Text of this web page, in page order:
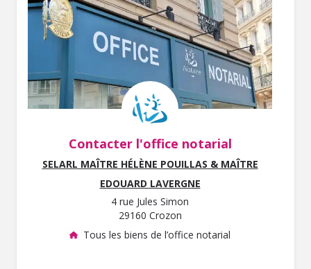
Contacter l'office notarial
SELARL MAÎTRE HÉLÈNE POUILLAS & MAÎTRE
EDOUARD LAVERGNE
4 rue Jules Simon
29160 Crozon
Tous les biens de l’office notarial